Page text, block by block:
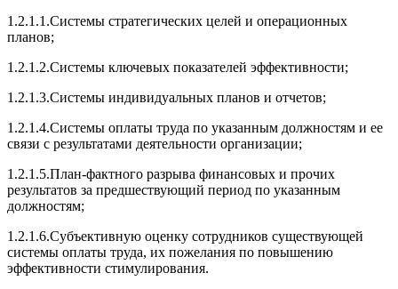
1.2.1.1.Системы стратегических целей и операционных
планов;
1.2.1.2.Системы ключевых показателей эффективности;
1.2.1.3.Системы индивидуальных планов и отчетов;
1.2.1.4.Системы оплаты труда по указанным должностям и ее
связи с результатами деятельности организации;
1.2.1.5.План-фактного разрыва финансовых и прочих
результатов за предшествующий период по указанным
должностям;
1.2.1.6.Субъективную оценку сотрудников существующей
системы оплаты труда, их пожелания по повышению
эффективности стимулирования.